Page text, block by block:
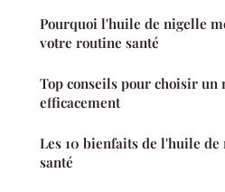
Pourquoi l'huile de nigelle
votre routine santé
Top conseils pour choisir un
efficacement
Les 10 bienfaits de l'huile
santé